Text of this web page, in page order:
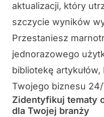
aktualizacji, który
szczycie wyników
Przestaniesz
jednorazowego
bibliotekę
Twojego biznesu 24/
Zidentyfikuj tematy
dla Twojej branży